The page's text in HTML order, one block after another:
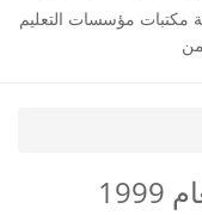
مؤسسات التعليم